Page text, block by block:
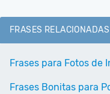
FRASES RELACIONADAS
Frases para Fotos de
Frases Bonitas para